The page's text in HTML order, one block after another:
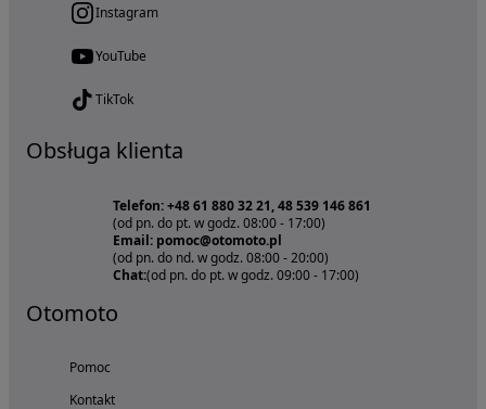
Instagram
YouTube
TikTok
Obsługa klienta
Telefon: +48 61 880 32 21, 48 539 146 861
(od pn. do pt. w godz. 08:00 - 17:00)
Email: pomoc@otomoto.pl
(od pn. do nd. w godz. 08:00 - 20:00)
Chat:(od pn. do pt. w godz. 09:00 - 17:00)
Otomoto
Pomoc
Kontakt